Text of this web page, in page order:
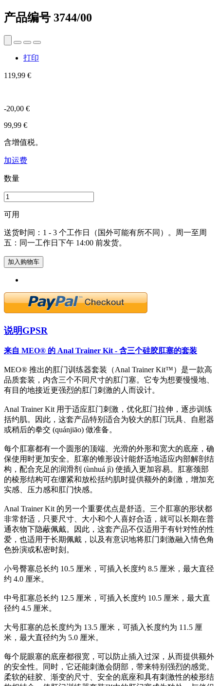
产品编号 3744/00
打印
119,99 €
-20,00 €
99,99 €
含增值税。
加运费
数量
可用
送货时间：1 - 3 个工作日（国外可能有所不同）。周一至周
五：同一工作日下午 14:00 前发货。
加入购物车
说明GPSR
来自 MEO® 的 Anal Trainer Kit - 含三个硅胶肛塞的套装
MEO® 推出的肛门训练器套装（Anal Trainer Kit™）是一款高
品质套装，内含三个不同尺寸的肛门塞。它专为想要慢慢地、
有目的地接近更强烈的肛门刺激的人而设计。
Anal Trainer Kit 用于适应肛门刺激，优化肛门拉伸，逐步训练
括约肌。因此，这套产品特别适合为较大的肛门玩具、自慰器
或稍后的拳交 (quánjiāo) 做准备。
每个肛塞都有一个圆形的顶端、光滑的外形和宽大的底座，确
保使用时更加安全。肛塞的锥形设计能舒适地适应内部解剖结
构，配合充足的润滑剂 (ùnhuá jì) 使插入更加容易。肛塞颈部
的棱形结构可在绷紧和放松括约肌时提供额外的刺激，增加充
实感、压力感和肛门快感。
Anal Trainer Kit 的另一个重要优点是舒适。三个肛塞的形状都
非常舒适，只要尺寸、大小和个人喜好合适，就可以长期在普
通衣物下隐蔽佩戴。因此，这套产品不仅适用于有针对性的性
爱，也适用于长期佩戴，以及有意识地将肛门刺激融入情色角
色扮演或私密时刻。
小号臀塞总长约 10.5 厘米，可插入长度约 8.5 厘米，最大直径
约 4.0 厘米。
中号肛塞总长约 12.5 厘米，可插入长度约 10.5 厘米，最大直
径约 4.5 厘米。
大号肛塞的总长度约为 13.5 厘米，可插入长度约为 11.5 厘
米，最大直径约为 5.0 厘米。
每个屁眼塞的底座都很宽，可以防止插入过深，从而提供额外
的安全性。同时，它还能刺激会阴部，带来特别强烈的感觉。
柔软的硅胶、渐变的尺寸、安全的底座和具有刺激性的棱形结